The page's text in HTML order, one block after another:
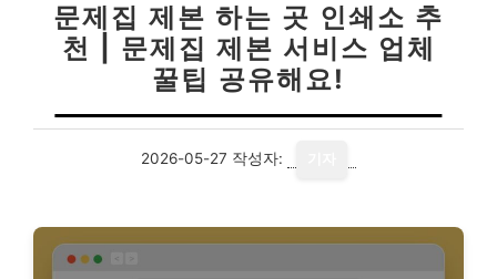
문제집 제본 하는 곳 인쇄소 추
천 | 문제집 제본 서비스 업체
꿀팁 공유해요!
2026-05-27 작성자: